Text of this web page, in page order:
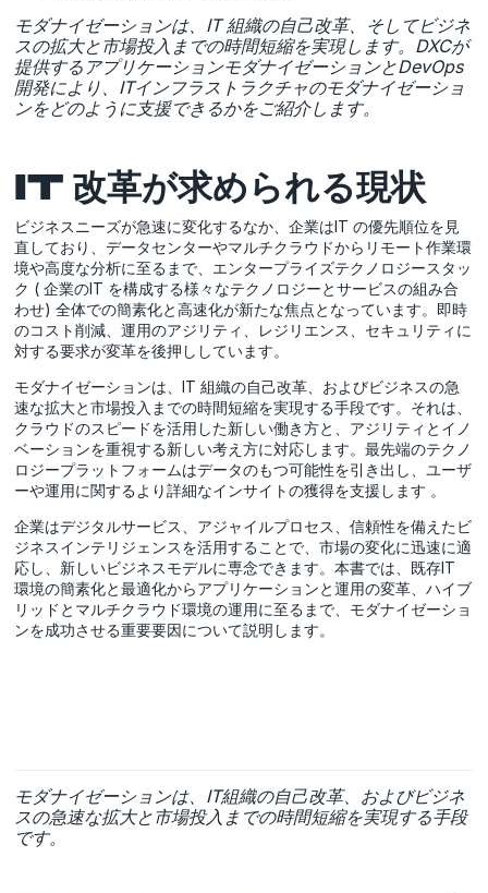
モダナイゼーションは、IT 組織の自己改革、そしてビジネ
スの拡大と市場投入までの時間短縮を実現します。DXCが
提供するアプリケーションモダナイゼーションとDevOps
開発により、ITインフラストラクチャのモダナイゼーショ
ンをどのように支援できるかをご紹介します。
IT 改革が求められる現状
ビジネスニーズが急速に変化するなか、企業はIT の優先順位を見
直しており、データセンターやマルチクラウドからリモート作業環
境や高度な分析に至るまで、エンタープライズテクノロジースタッ
ク ( 企業のIT を構成する様々なテクノロジーとサービスの組み合
わせ) 全体での簡素化と高速化が新たな焦点となっています。即時
のコスト削減、運用のアジリティ、レジリエンス、セキュリティに
対する要求が変革を後押ししています。
モダナイゼーションは、IT 組織の自己改革、およびビジネスの急
速な拡大と市場投入までの時間短縮を実現する手段です。それは、
クラウドのスピードを活用した新しい働き方と、アジリティとイノ
ベーションを重視する新しい考え方に対応します。最先端のテクノ
ロジープラットフォームはデータのもつ可能性を引き出し、ユーザ
ーや運用に関するより詳細なインサイトの獲得を支援します 。
企業はデジタルサービス、アジャイルプロセス、信頼性を備えたビ
ジネスインテリジェンスを活用することで、市場の変化に迅速に適
応し、新しいビジネスモデルに専念できます。本書では、既存IT
環境の簡素化と最適化からアプリケーションと運用の変革、ハイブ
リッドとマルチクラウド環境の運用に至るまで、モダナイゼーショ
ンを成功させる重要要因について説明します。
モダナイゼーションは、IT組織の自己改革、およびビジネ
スの急速な拡大と市場投入までの時間短縮を実現する手段
です。